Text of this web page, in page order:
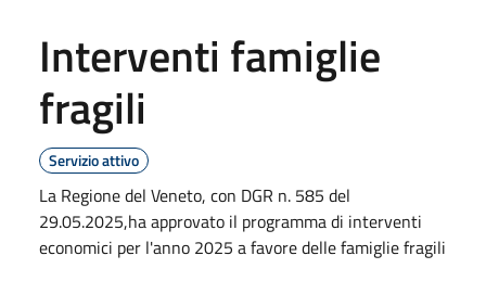
Interventi famiglie
fragili
Servizio attivo
La Regione del Veneto, con DGR n. 585 del
29.05.2025,ha approvato il programma di interventi
economici per l'anno 2025 a favore delle famiglie fragili